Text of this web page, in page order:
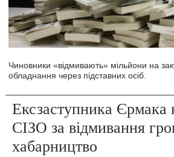
Чиновники «відмивають» мільйони на
обладнання через підставних осіб.
Ексзаступника Єрмака
СІЗО за відмивання
хабарництво